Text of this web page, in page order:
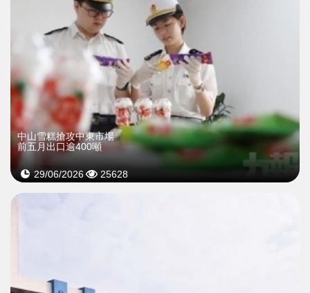
中山雪糕搶攻中東市場
前五月出口逾400噸
29/06/2026 25628